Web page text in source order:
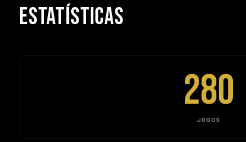
ESTATÍSTICAS
280
JOGOS